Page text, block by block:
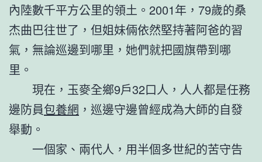
內陸數千平方公里的領土。2001年，79歲的桑
杰曲巴往世了，但姐妹倆依然堅持著阿爸的習
氣，無論巡邊到哪里，她們就把國旗帶到哪
里。
現在，玉麥全鄉9戶32口人，人人都是任務
邊防員包養網 ，巡邊守邊曾經成為大師的自發
舉動。
一個家、兩代人，用半個多世紀的苦守告